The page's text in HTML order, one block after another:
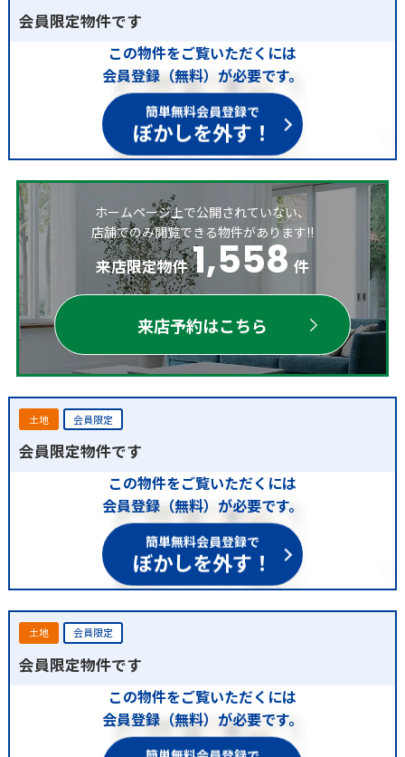
会員限定物件です
この物件をご覧いただくには
会員登録（無料）が必要です。
簡単無料会員登録で
ぼかしを外す！
ホームページ上で公開されていない、
店舗でのみ閲覧できる物件があります!!
来店限定物件 1,558 件
来店予約はこちら
土地 会員限定
会員限定物件です
この物件をご覧いただくには
会員登録（無料）が必要です。
簡単無料会員登録で
ぼかしを外す！
土地 会員限定
会員限定物件です
この物件をご覧いただくには
会員登録（無料）が必要です。